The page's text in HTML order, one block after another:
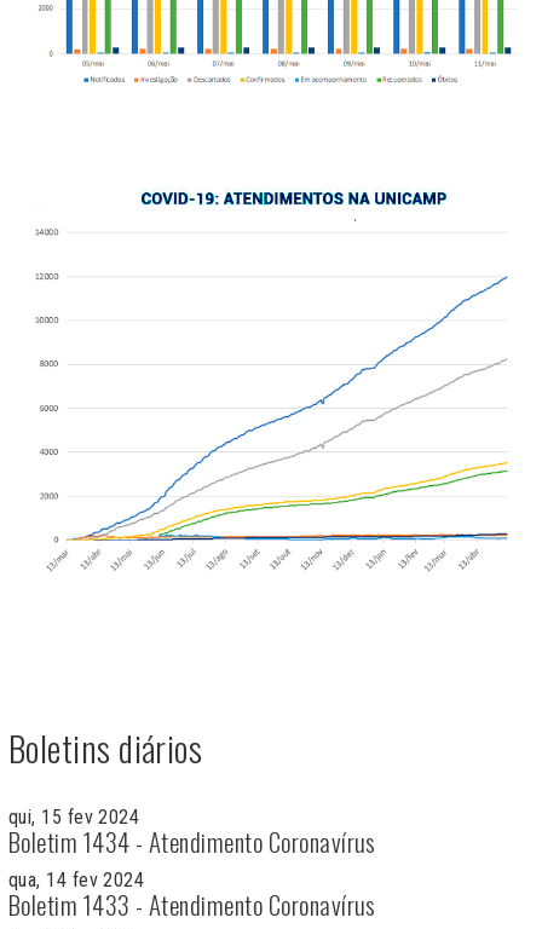
Boletins diários
qui, 15 fev 2024
Boletim 1434 - Atendimento Coronavírus
qua, 14 fev 2024
Boletim 1433 - Atendimento Coronavírus